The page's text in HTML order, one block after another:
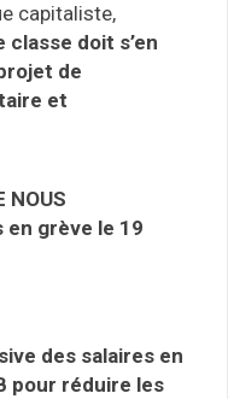
capitaliste,
classe doit s’en
de
et
NOUS
en grève le 19
des salaires en
pour réduire les